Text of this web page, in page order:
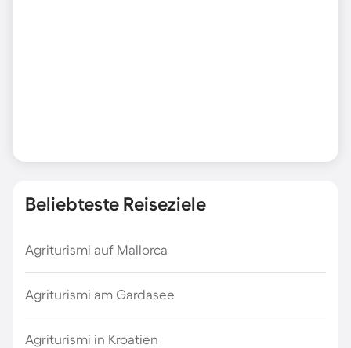
Beliebteste Reiseziele
Agriturismi auf Mallorca
Agriturismi am Gardasee
Agriturismi in Kroatien